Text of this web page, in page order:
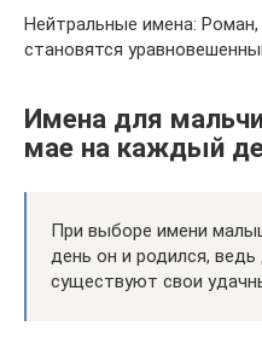
Нейтральные имена:
становятся
Имена для
мае на каждый
При выборе имени
день он и родился,
существуют свои